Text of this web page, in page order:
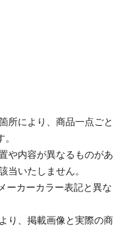
所により、商品一点ごと
や内容が異なるものがあ
当いたしません。
ーカーカラー表記と異な
り、掲載画像と実際の商